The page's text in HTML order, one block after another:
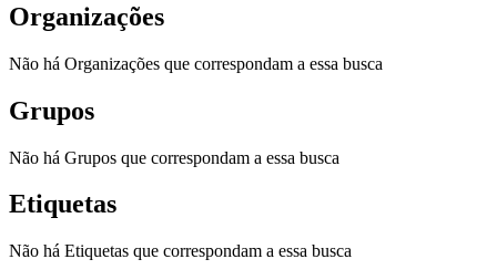
Organizações
Não há Organizações que correspondam a essa busca
Grupos
Não há Grupos que correspondam a essa busca
Etiquetas
Não há Etiquetas que correspondam a essa busca